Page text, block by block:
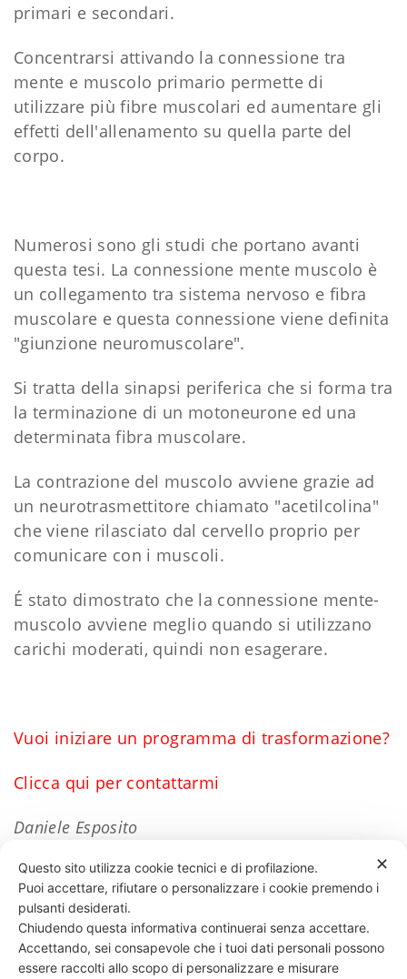
primari e secondari.
Concentrarsi attivando la connessione tra
mente e muscolo primario permette di
utilizzare più fibre muscolari ed aumentare gli
effetti dell'allenamento su quella parte del
corpo.
Numerosi sono gli studi che portano avanti
questa tesi. La connessione mente muscolo è
un collegamento tra sistema nervoso e fibra
muscolare e questa connessione viene definita
"giunzione neuromuscolare".
Si tratta della sinapsi periferica che si forma tra
la terminazione di un motoneurone ed una
determinata fibra muscolare.
La contrazione del muscolo avviene grazie ad
un neurotrasmettitore chiamato "acetilcolina"
che viene rilasciato dal cervello proprio per
comunicare con i muscoli.
É stato dimostrato che la connessione mente-
muscolo avviene meglio quando si utilizzano
carichi moderati, quindi non esagerare.
Vuoi iniziare un programma di trasformazione?
Clicca qui per contattarmi
Daniele Esposito
76 LIKES
✕
Questo sito utilizza cookie tecnici e di profilazione.
Puoi accettare, rifiutare o personalizzare i cookie premendo i
pulsanti desiderati.
Chiudendo questa informativa continuerai senza accettare.
Accettando, sei consapevole che i tuoi dati personali possono
essere raccolti allo scopo di personalizzare e misurare